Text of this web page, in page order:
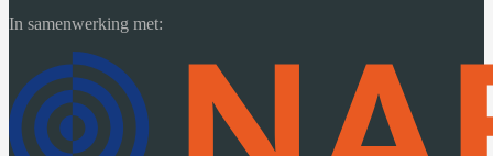
In samenwerking met: